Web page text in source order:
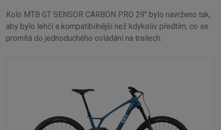
Kolo MTB GT SENSOR CARBON PRO 29" bylo navrženo tak,
aby bylo lehčí a kompatibilnější než kdykoliv předtím, co se
promítá do jednoduchého ovládání na trailech.